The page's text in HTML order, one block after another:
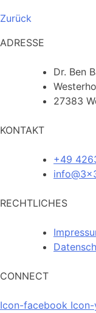
Zurück
ADRESSE
Dr. Ben
27383
KONTAKT
+49
RECHTLICHES
CONNECT
Icon-facebook